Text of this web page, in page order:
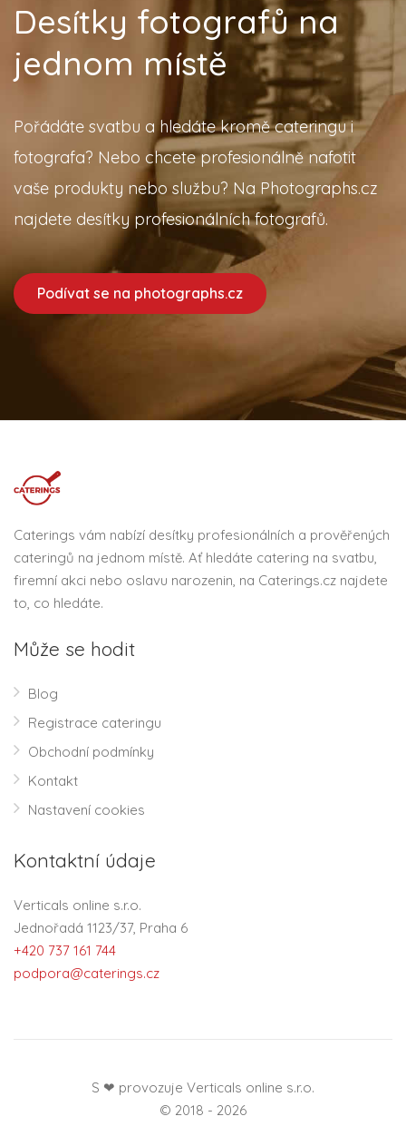
Desítky fotografů na
jednom místě
Pořádáte svatbu a hledáte kromě cateringu i
fotografa? Nebo chcete profesionálně nafotit
vaše produkty nebo službu? Na Photographs.cz
najdete desítky profesionálních fotografů.
Podívat se na photographs.cz
Caterings vám nabízí desítky profesionálních a prověřených
cateringů na jednom místě. Ať hledáte catering na svatbu,
firemní akci nebo oslavu narozenin, na Caterings.cz najdete
to, co hledáte.
Může se hodit
Blog
Registrace cateringu
Obchodní podmínky
Kontakt
Nastavení cookies
Kontaktní údaje
Verticals online s.r.o.
Jednořadá 1123/37, Praha 6
+420 737 161 744
podpora@caterings.cz
S ❤ provozuje Verticals online s.r.o.
© 2018 - 2026